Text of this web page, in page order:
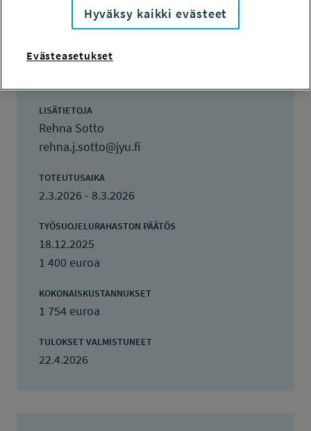
Rehna Sotto
TOTEUTTAJA
LISÄTIETOJA
Rehna Sotto
rehna.j.sotto@jyu.fi
TOTEUTUSAIKA
2.3.2026 - 8.3.2026
TYÖSUOJELURAHASTON PÄÄTÖS
18.12.2025
1 400 euroa
KOKONAISKUSTANNUKSET
1 754 euroa
TULOKSET VALMISTUNEET
22.4.2026
Hyväksy kaikki evästeet
Evästeasetukset